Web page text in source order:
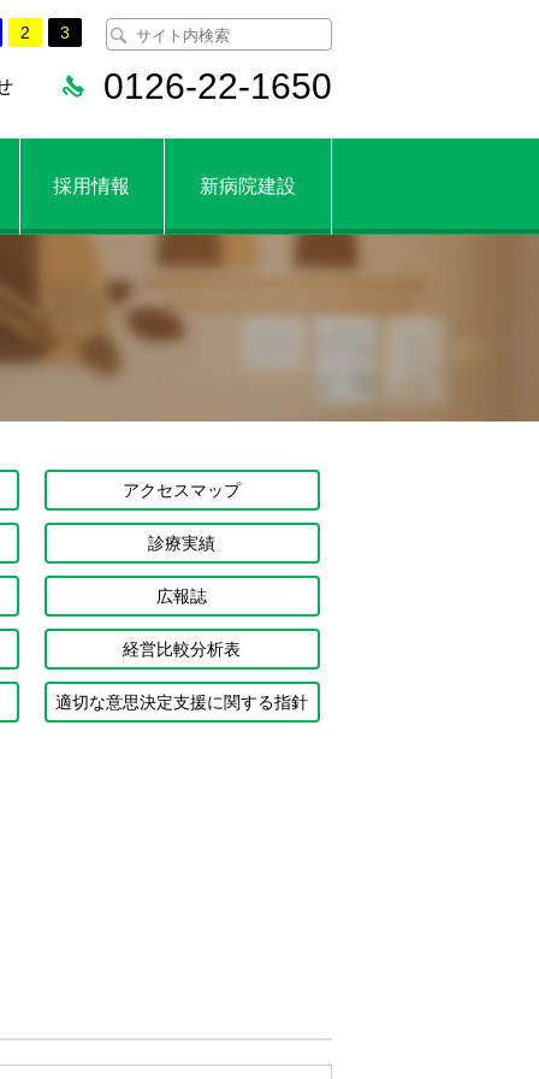
2 3
0126-22-1650
採用情報 新病院建設
アクセスマップ
診療実績
広報誌
経営比較分析表
適切な意思決定支援に関する指針